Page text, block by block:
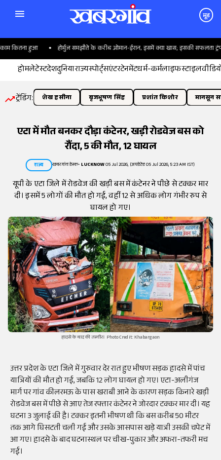
मूड
कितना हुआ होर्मुज समझौते के करीब ओमान-ईरान, इसमें क्या खास; इसकी सफलता ट्रंप पर
होमलेटेस्टदेशदुनियाराज्यस्पोर्ट्सएंटरटेनमेंटधर्म-कर्मलाइफस्टाइल
ट्रेंडिंग: शेख हसीना बृजभूषण सिंह प्रशांत किशोर मानसून
एटा में मौत बनकर दौड़ा कंटेनर, खड़ी रोडवेज बस को
रौंदा, 5 की मौत, 12 घायल
राज्य खबरगांव डेस्क• LUCKNOW05 Jul 2026, (अपडेटेड 05 Jul 2026, 5:23 AM IST)
यूपी के एटा जिले में रोडवेज की खड़ी बस में कंटेनर ने पीछे से टक्कर मार
दी। इसमें 5 लोगों की मौत हो गई, वहीं 12 से अधिक लोग गंभीर रुप से
घायल हो गए।
हादसे के बाद की तस्वीर। Photo Credit: Khabargaon
उत्तर प्रदेश के एटा जिले में गुरुवार देर रात हुए भीषण सड़क हादसे में पांच
यात्रियों की मौत हो गई, जबकि 12 लोग घायल हो गए। एटा-अलीगंज
मार्ग पर गांव कीलरमऊ के पास खराबी आने के कारण सड़क किनारे खड़ी
रोडवेज बस में पीछे से आए तेज रफ्तार कंटेनर ने जोरदार टक्कर मार दी। यह
घटना 3 जुलाई की है। टक्कर इतनी भीषण थी कि बस करीब 50 मीटर
तक आगे घिसटती चली गई और उसके आसपास खड़े यात्री उसकी चपेट में
आ गए। हादसे के बाद घटनास्थल पर चीख-पुकार और अफरा-तफरी मच
गई।